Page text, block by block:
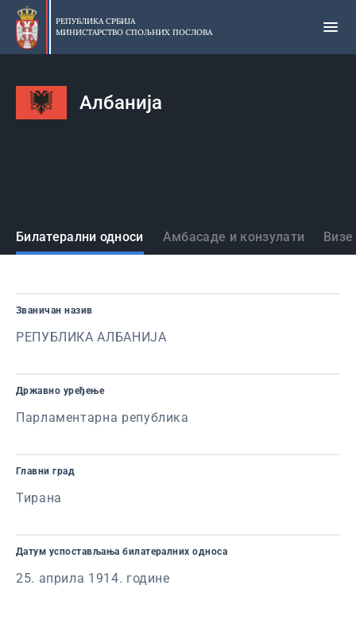
Прескочи
главни
део
РЕПУБЛИКА СРБИЈА
МИНИСТАРСТВО СПОЉНИХ ПОСЛОВА
Албанија
Државе
Билатерални односи Амбасаде и конзулати
Званичан назив
РЕПУБЛИКА АЛБАНИЈА
Државно уређење
Парламентарна република
Главни град
Тирана
Датум успостављања билатералних односа
25. априла 1914. године